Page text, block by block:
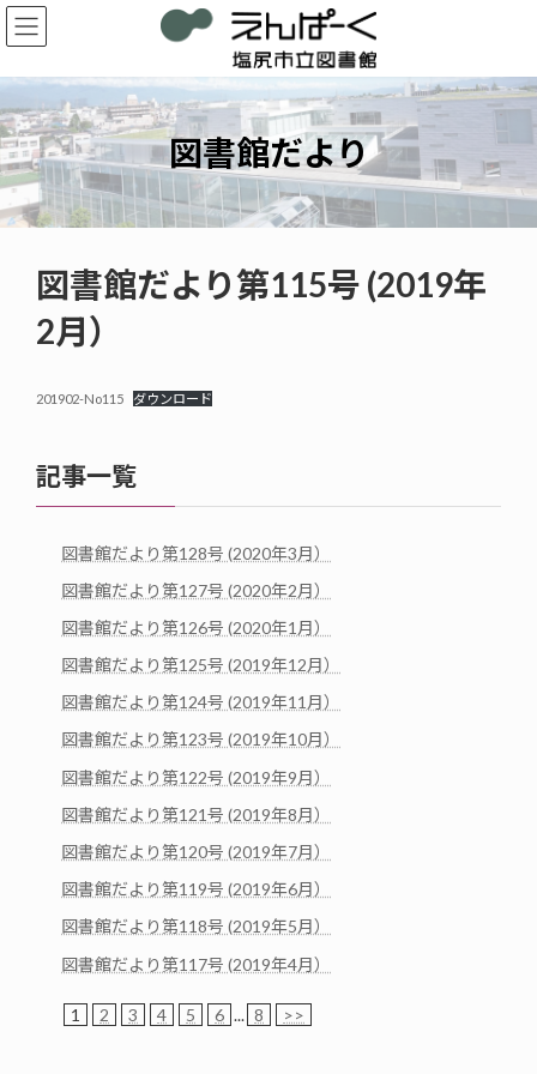
コ
ン
ン
ツ
へ
ス
キ
ッ
プ
ナ
ビ
ー
シ
ョ
ン
に
移
動
図書館だより
図書館だより第115号 (2019年
2月）
201902-No115 ダウンロード
記事一覧
図書館だより第128号 (2020年3月）
図書館だより第127号 (2020年2月）
図書館だより第126号 (2020年1月）
図書館だより第125号 (2019年12月）
図書館だより第124号 (2019年11月）
図書館だより第123号 (2019年10月）
図書館だより第122号 (2019年9月）
図書館だより第121号 (2019年8月）
図書館だより第120号 (2019年7月）
図書館だより第119号 (2019年6月）
図書館だより第118号 (2019年5月）
図書館だより第117号 (2019年4月）
1 2 3 4 5 6 ... 8 >>